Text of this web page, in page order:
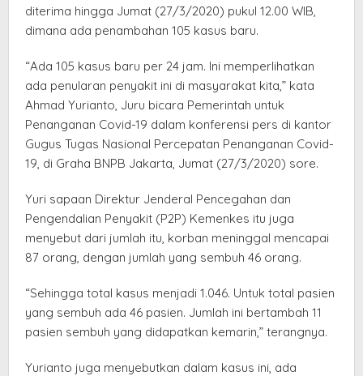
diterima hingga Jumat (27/3/2020) pukul 12.00 WIB,
dimana ada penambahan 105 kasus baru.
“Ada 105 kasus baru per 24 jam. Ini memperlihatkan
ada penularan penyakit ini di masyarakat kita,” kata
Ahmad Yurianto, Juru bicara Pemerintah untuk
Penanganan Covid-19 dalam konferensi pers di kantor
Gugus Tugas Nasional Percepatan Penanganan Covid-
19, di Graha BNPB Jakarta, Jumat (27/3/2020) sore.
Yuri sapaan Direktur Jenderal Pencegahan dan
Pengendalian Penyakit (P2P) Kemenkes itu juga
menyebut dari jumlah itu, korban meninggal mencapai
87 orang, dengan jumlah yang sembuh 46 orang.
“Sehingga total kasus menjadi 1.046. Untuk total pasien
yang sembuh ada 46 pasien. Jumlah ini bertambah 11
pasien sembuh yang didapatkan kemarin,” terangnya.
Yurianto juga menyebutkan dalam kasus ini, ada